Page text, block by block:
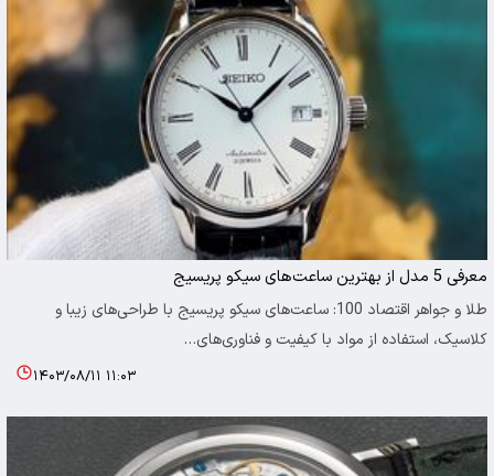
معرفی 5 مدل از بهترین ساعت‌های سیکو پریسیج
طلا و جواهر اقتصاد 100: ساعت‌های سیکو پریسیج با طراحی‌های زیبا و
کلاسیک، استفاده از مواد با کیفیت و فناوری‌های…
۱۴۰۳/۰۸/۱۱ ۱۱:۰۳